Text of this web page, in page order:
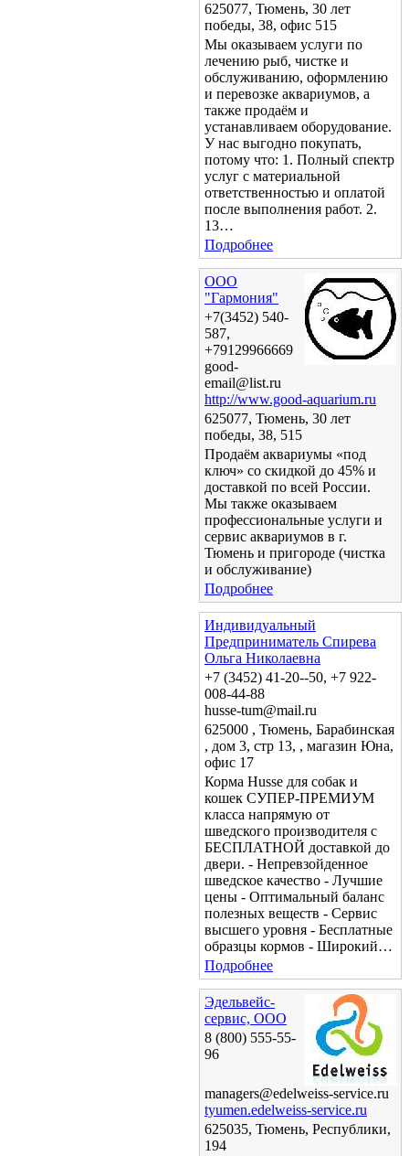
625077, Тюмень, 30 лет
победы, 38, офис 515
Мы оказываем услуги по
лечению рыб, чистке и
обслуживанию, оформлению
и перевозке аквариумов, а
также продаём и
устанавливаем оборудование.
У нас выгодно покупать,
потому что: 1. Полный спектр
услуг с материальной
ответственностью и оплатой
после выполнения работ. 2.
13…
Подробнее
ООО
"Гармония"
+7(3452) 540-
587,
+79129966669
good-
email@list.ru
http://www.good-aquarium.ru
625077, Тюмень, 30 лет
победы, 38, 515
Продаём аквариумы «под
ключ» со скидкой до 45% и
доставкой по всей России.
Мы также оказываем
профессиональные услуги и
сервис аквариумов в г.
Тюмень и пригороде (чистка
и обслуживание)
Подробнее
Индивидуальный
Предприниматель Спирева
Ольга Николаевна
+7 (3452) 41-20--50, +7 922-
008-44-88
husse-tum@mail.ru
625000 , Тюмень, Барабинская
, дом 3, стр 13, , магазин Юна,
офис 17
Корма Husse для собак и
кошек СУПЕР-ПРЕМИУМ
класса напрямую от
шведского производителя с
БЕСПЛАТНОЙ доставкой до
двери. - Непревзойденное
шведское качество - Лучшие
цены - Оптимальный баланс
полезных веществ - Сервис
высшего уровня - Бесплатные
образцы кормов - Широкий…
Подробнее
Эдельвейс-
сервис, ООО
8 (800) 555-55-
96
managers@edelweiss-service.ru
tyumen.edelweiss-service.ru
625035, Тюмень, Республики,
194